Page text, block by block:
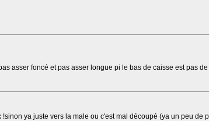
asser foncé et pas asser longue pi le bas de caisse est pas
ya juste vers la male ou c'est mal découpé (ya un peu de